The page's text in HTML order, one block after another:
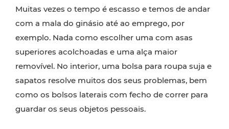
Muitas vezes o tempo é escasso e temos de andar
com a mala do ginásio até ao emprego, por
exemplo. Nada como escolher uma com asas
superiores acolchoadas e uma alça maior
removível. No interior, uma bolsa para roupa suja e
sapatos resolve muitos dos seus problemas, bem
como os bolsos laterais com fecho de correr para
guardar os seus objetos pessoais.